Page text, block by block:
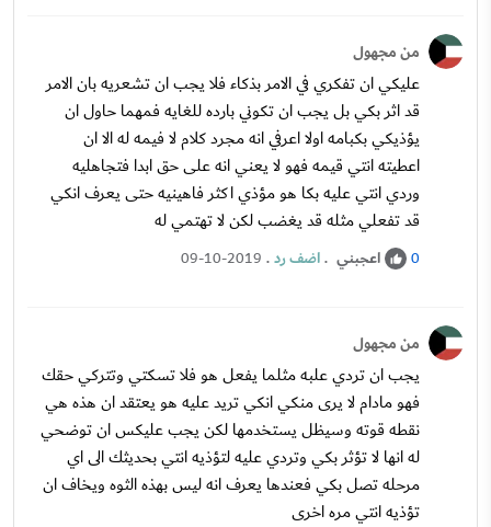
من مجهول
عليكي ان تفكري في الامر بذكاء فلا يجب ان تشعريه بان الامر
قد اثر بكي بل يجب ان تكوني بارده للغايه فمهما حاول ان
يؤذيكي بكبامه اولا اعرفي انه مجرد كلام لا فيمه له الا ان
اعطيته انتي قيمه فهو لا يعني انه على حق ابدا فتجاهليه
وردي انتي عليه بكا هو مؤذي اكثر فاهينيه حتى يعرف انكي
قد تفعلي مثله قد يغضب لكن لا تهتمي له
0 اعجبني .اضف رد.
09-10-2019
من مجهول
يجب ان تردي علبه مثلما يفعل هو فلا تسكتي وتتركي حقك
فهو مادام لا يرى منكي انكي تريد عليه هو يعتقد ان هذه هي
نقطه قوته وسيظل يستخدمها لكن يجب عليكس ان توضحي
له انها لا تؤثر بكي وتردي عليه لتؤذيه انتي بحديثك الى اي
مرحله تصل بكي فعندها يعرف انه ليس بهذه الثوه ويخاف ان
تؤذيه انتي مره اخرى